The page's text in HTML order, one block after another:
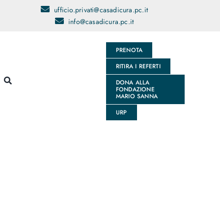
ufficio.privati@casadicura.pc.it
info@casadicura.pc.it
PRENOTA
RITIRA I REFERTI
DONA ALLA
FONDAZIONE
MARIO SANNA
URP